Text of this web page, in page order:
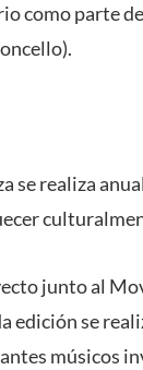
como parte
se realiza
junto al
edición se
músicos